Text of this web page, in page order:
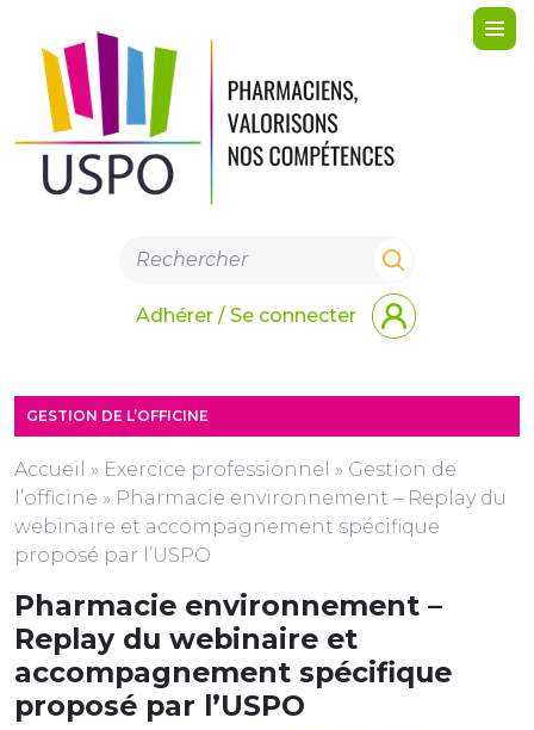
Adhérer / Se connecter
GESTION DE L’OFFICINE
Accueil » Exercice professionnel » Gestion de
l’officine » Pharmacie environnement – Replay du
webinaire et accompagnement spécifique
proposé par l’USPO
Pharmacie environnement –
Replay du webinaire et
accompagnement spécifique
proposé par l’USPO